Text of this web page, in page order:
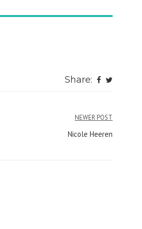
Share:
NEWER POST
Nicole Heeren